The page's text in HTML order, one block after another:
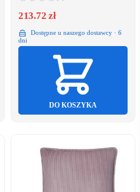
213.72 zł
Dostępne u naszego dostawcy · 6
dni
DO KOSZYKA